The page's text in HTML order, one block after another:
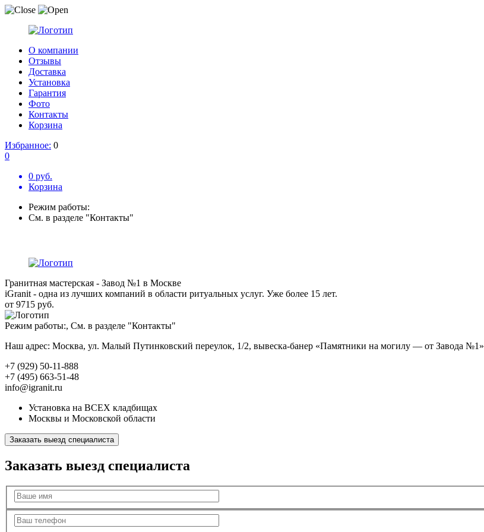
О компании
Отзывы
Доставка
Установка
Гарантия
Фото
Контакты
Корзина
Избранное: 0
0
0 руб.
Корзина
Режим работы:
См. в разделе "Контакты"
Гранитная мастерская - Завод №1 в Москве
iGranit - одна из лучших компаний в области ритуальных услуг. Уже более 15 лет.
от 9715 руб.
Режим работы:, См. в разделе "Контакты"
Наш адрес: Москва, ул. Малый Путинковский переулок, 1/2, вывеска-банер «Памятники на могилу — от Завода №1»
+7 (929) 50-11-888
+7 (495) 663-51-48
info@igranit.ru
Установка на ВСЕХ кладбищах
Москвы и Московской области
Заказать выезд специалиста
Заказать выезд специалиста